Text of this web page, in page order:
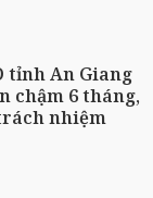
tỉnh An Giang
chậm 6 tháng,
nhiệm